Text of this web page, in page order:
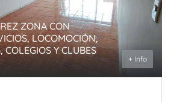
ZONA CON
LOCOMOCIÓN,
COLEGIOS Y CLUBES
+ Info